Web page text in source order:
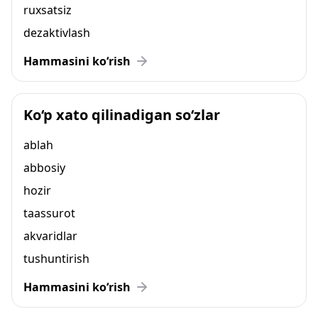
ruxsatsiz
dezaktivlash
Hammasini ko‘rish
Ko‘p xato qilinadigan so‘zlar
ablah
abbosiy
hozir
taassurot
akvaridlar
tushuntirish
Hammasini ko‘rish